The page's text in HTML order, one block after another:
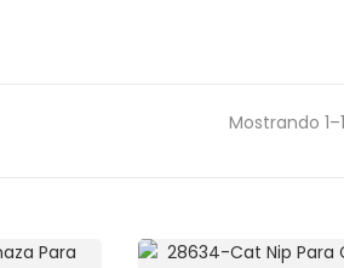
Mostrando